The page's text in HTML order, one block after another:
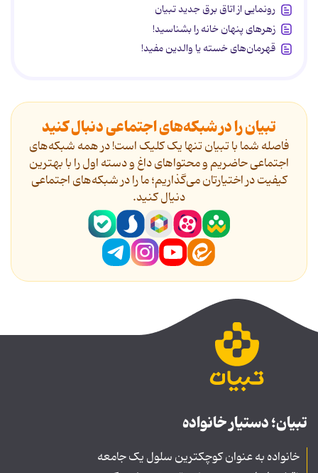
رونمایی از اتاق برق جدید تبیان
زهرهای پنهان خانه را بشناسید!
قهرمان‌های خسته یا والدین مفید!
تبیان را در شبکه‌های اجتماعی دنبال کنید
فاصله شما با تبیان تنها یک کلیک است! در همه شبکه‌های
اجتماعی حاضریم و محتواهای داغ و دسته اول را با بهترین
کیفیت در اختیارتان می‌گذاریم؛ ما را در شبکه‌های اجتماعی
دنیال کنید.
تبیان؛ دستیار خانواده
خانواده به عنوان کوچکترین سلول یک جامعه